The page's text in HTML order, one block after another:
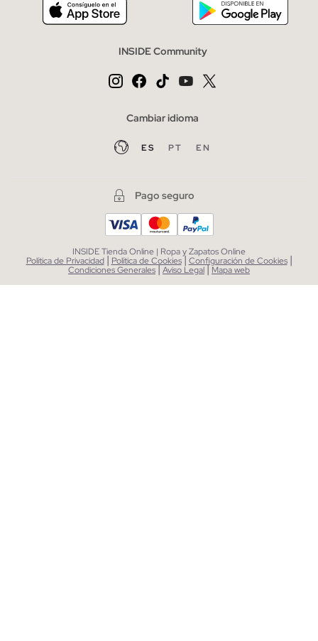
INSIDE Community
Cambiar idioma
ES PT EN
Pago seguro
INSIDE Tienda Online | Ropa y Zapatos Online
Política de Privacidad | Política de Cookies| Configuración de Cookies |
Condiciones Generales|Aviso Legal| Mapa web